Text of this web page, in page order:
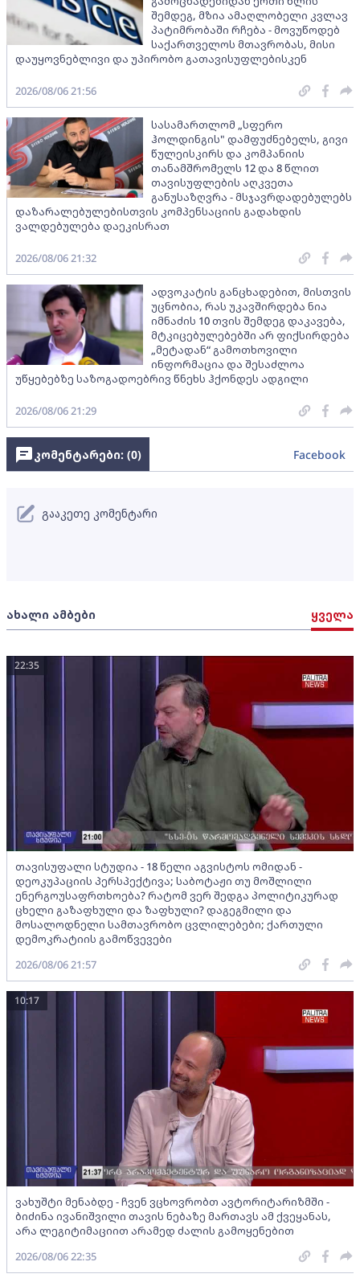
შემდეგ, მზია ამაღლობელი კვლავ
პატიმრობაში რჩება - მოვუწოდებ
საქართველოს მთავრობას, მისი
დაუყოვნებლივი და უპირობო გათავისუფლებისკენ
2026/08/06 21:56
სასამართლომ „სფერო
ჰოლდინგის" დამფუძნებელს, გივი
წულეისკირს და კომპანიის
თანამშრომელს 12 და 8 წლით
თავისუფლების აღკვეთა
განუსაზღვრა - მსჯავრდადებულებს
დაზარალებულებისთვის კომპენსაციის გადახდის
ვალდებულება დაეკისრათ
2026/08/06 21:32
ადვოკატის განცხადებით, მისთვის
უცნობია, რას უკავშირდება ნია
იმნაძის 10 თვის შემდეგ დაკავება,
მტკიცებულებებში არ ფიქსირდება
„მეტადან“ გამოთხოვილი
ინფორმაცია და შესაძლოა
უწყებებზე საზოგადოებრივ წნეხს ჰქონდეს ადგილი
2026/08/06 21:29
ახალი ამბები ყველა
თავისუფალი სტუდია - 18 წელი აგვისტოს ომიდან -
დეოკუპაციის პერსპექტივა; საბოტაჟი თუ მოშლილი
ენერგოუსაფრთხოება? რატომ ვერ შედგა პოლიტიკურად
ცხელი გაზაფხული და ზაფხული? დაგეგმილი და
მოსალოდნელი სამთავრობო ცვლილებები; ქართული
დემოკრატიის გამოწვევები
22:35
2026/08/06 21:57
ვახუშტი მენაბდე - ჩვენ ვცხოვრობთ ავტორიტარიზმში -
ბიძინა ივანიშვილი თავის ნებაზე მართავს ამ ქვეყანას,
არა ლეგიტიმაციით არამედ ძალის გამოყენებით
10:17
2026/08/06 22:35
კომენტარები: (0) Facebook
გააკეთე კომენტარი